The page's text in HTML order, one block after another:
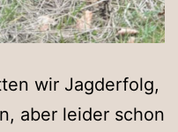
wir Jagderfolg,
aber leider schon